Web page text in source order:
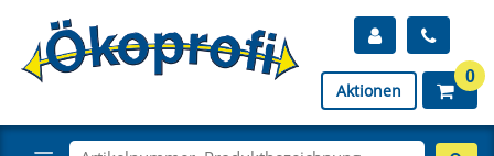
Aktionen
0